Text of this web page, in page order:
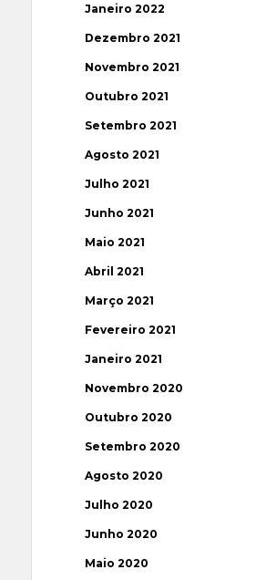
Janeiro 2022
Dezembro 2021
Novembro 2021
Outubro 2021
Setembro 2021
Agosto 2021
Julho 2021
Junho 2021
Maio 2021
Abril 2021
Março 2021
Fevereiro 2021
Janeiro 2021
Novembro 2020
Outubro 2020
Setembro 2020
Agosto 2020
Julho 2020
Junho 2020
Maio 2020